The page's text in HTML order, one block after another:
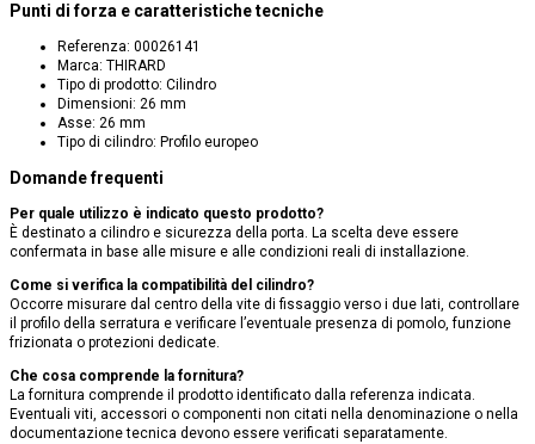
Punti di forza e caratteristiche tecniche
Referenza: 00026141
Marca: THIRARD
Tipo di prodotto: Cilindro
Dimensioni: 26 mm
Asse: 26 mm
Tipo di cilindro: Profilo europeo
Domande frequenti
Per quale utilizzo è indicato questo prodotto?
È destinato a cilindro e sicurezza della porta. La scelta deve essere
confermata in base alle misure e alle condizioni reali di installazione.
Come si verifica la compatibilità del cilindro?
Occorre misurare dal centro della vite di fissaggio verso i due lati, controllare
il profilo della serratura e verificare l’eventuale presenza di pomolo, funzione
frizionata o protezioni dedicate.
Che cosa comprende la fornitura?
La fornitura comprende il prodotto identificato dalla referenza indicata.
Eventuali viti, accessori o componenti non citati nella denominazione o nella
documentazione tecnica devono essere verificati separatamente.